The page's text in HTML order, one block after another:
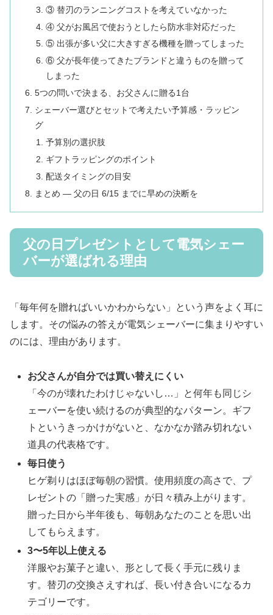
③ 替刃のランニングコストを考えていなかった
④ 父がお風呂で使おうとしたら防水非対応だった
⑤ 出張が多い父に大きすぎる機種を贈ってしまった
⑥ 父が長年使ってきたブランドと違うものを贈って
しまった
5つの問いで決まる、お父さんに贈る1台
シェーバー選びとセットで考えたい予算感・ラッピン
グ
予算別の選択肢
ギフトラッピングのポイント
配送タイミングの目安
まとめ ― 父の日 6/15 までに早めの決断を
父の日プレゼントとして電気シェー
バーが選ばれる理由
「毎年何を贈ればいいかわからない」という声をよく耳に
します。その悩みの答えが電気シェーバーに集まりやすい
のには、理由があります。
お父さんが自分では買い替えにくい
「今のが壊れたわけじゃないし…」と何年も同じシ
ェーバーを使い続けるのが典型的なパターン。ギフ
トというきっかけがないと、なかなか踏み切れない
道具の代表格です。
毎日使う
ヒゲ剃りはほぼ毎朝の習慣。使用頻度の高さで、プ
レゼントの「贈った実感」が日々積み上がります。
贈った日から半年後も、毎朝あなたのことを思い出
してもらえます。
3〜5年以上使える
洋服やお菓子と違い、形として長く手元に残りま
す。替刃の交換さえすれば、長い付き合いになるカ
テゴリーです。